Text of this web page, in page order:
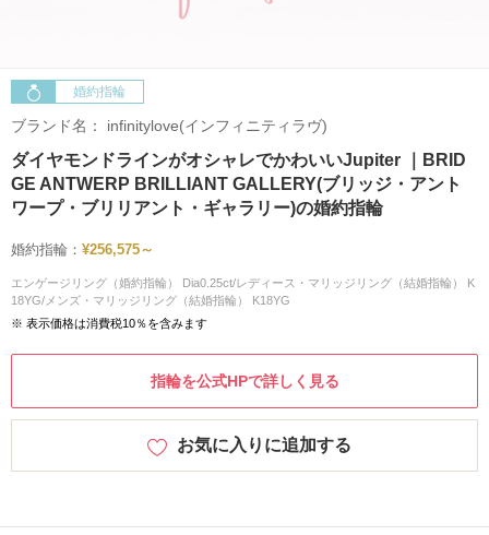
婚約指輪
ブランド名： infinitylove(インフィニティラヴ)
ダイヤモンドラインがオシャレでかわいいJupiter ｜BRID
GE ANTWERP BRILLIANT GALLERY(ブリッジ・アント
ワープ・ブリリアント・ギャラリー)の婚約指輪
婚約指輪： ¥256,575～
エンゲージリング（婚約指輪） Dia0.25ct/レディース・マリッジリング（結婚指輪） K
18YG/メンズ・マリッジリング（結婚指輪） K18YG
※ 表示価格は消費税10％を含みます
指輪を公式HPで詳しく見る
お気に入りに追加する